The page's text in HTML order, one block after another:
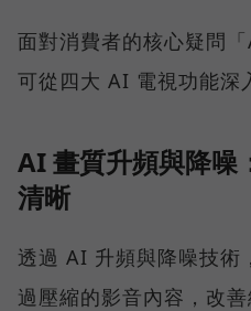
面對消費者的核心疑問
可從四大 AI 電視功能深
AI 畫質升頻與降噪
清晰
透過 AI 升頻與降噪技術
過壓縮的影音內容，改